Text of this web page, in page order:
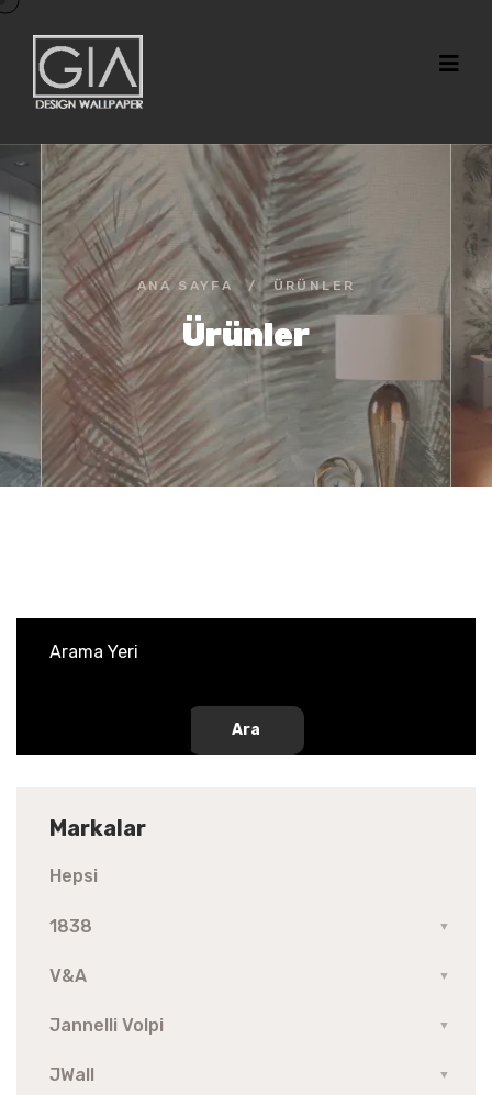
ANA SAYFA / ÜRÜNLER
Ürünler
Ara
Markalar
Hepsi
1838 ▼
V&A ▼
Jannelli Volpi ▼
JWall ▼